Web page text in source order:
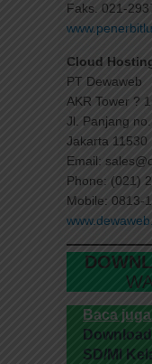
Faks. 021-
Cloud
PT Dewaweb
AKR Tower ?
Jl. Panjang
Jakarta 11530
Email:
Phone: (021)
Mobile: 0813-
Baca
SD/MI